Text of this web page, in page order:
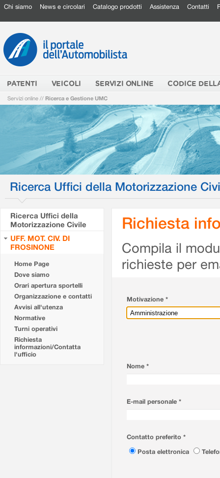
Chi siamo News e circolari Catalogo prodotti Assistenza Contatti
PATENTI VEICOLI SERVIZI ONLINE CODICE
Servizi online // Ricerca e Gestione UMC
Ricerca Uffici della Motorizzazione
Ricerca Uffici della
Motorizzazione Civile
UFF. MOT. CIV. DI
FROSINONE
Home Page
Dove siamo
Orari apertura sportelli
Organizzazione e contatti
Avvisi all'utenza
Normative
Turni operativi
Richiesta
informazioni/Contatta
l'ufficio
Richiesta
Compila il
richieste per
Motivazione *
Nome *
E-mail personale *
Contatto preferito *
Posta elettronica